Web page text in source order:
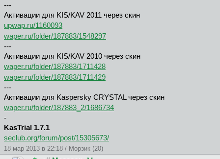
---
Aктивации для KIS/KAV 2011 через скин
upwap.ru/1160093
waper.ru/folder/187883/1548297
---
Aктивации для KIS/KAV 2010 через скин
waper.ru/folder/187883/1711428
waper.ru/folder/187883/1711429
---
Aктивации для Kaspersky CRYSTAL через скин
waper.ru/folder/187883_2/1686734
-
KasTrial 1.7.1
seclub.org/forum/post/15305673/
18 мар 2013 в 22:18 / Морзик (20)